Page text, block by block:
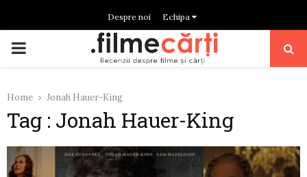
Despre noi Echipa
PRIMARY
Home Jonah Hauer-King
Tag : Jonah Hauer-King